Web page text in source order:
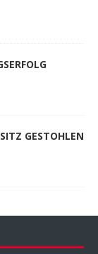
GESTOHLEN